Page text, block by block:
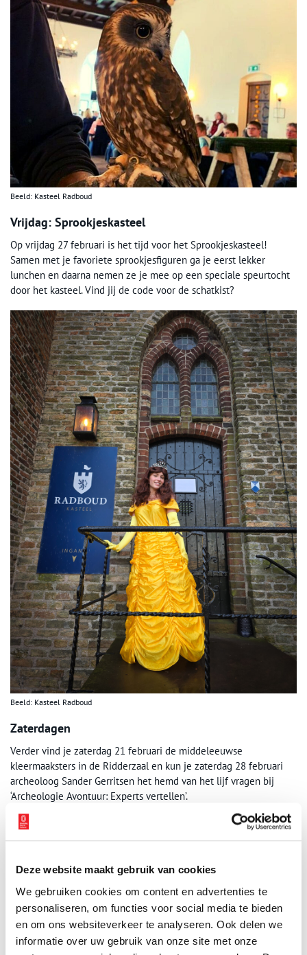
Deze website maakt gebruik van cookies
We gebruiken cookies om content en advertenties te
personaliseren, om functies voor social media te bieden
en om ons websiteverkeer te analyseren. Ook delen we
informatie over uw gebruik van onze site met onze
Beeld: Kasteel Radboud
Vrijdag: Sprookjeskasteel
Op vrijdag 27 februari is het tijd voor het Sprookjeskasteel!
Samen met je favoriete sprookjesfiguren ga je eerst lekker
lunchen en daarna nemen ze je mee op een speciale speurtocht
door het kasteel. Vind jij de code voor de schatkist?
Beeld: Kasteel Radboud
Zaterdagen
Verder vind je zaterdag 21 februari de middeleeuwse
kleermaaksters in de Ridderzaal en kun je zaterdag 28 februari
archeoloog Sander Gerritsen het hemd van het lijf vragen bij
‘Archeologie Avontuur: Experts vertellen’.
Reserveren en prijzen
kinderen van 5 t/m 12 jaar € 7,50 per kind. Kinderen t/m 4 jaar
kunnen gratis naar binnen. Heb je een Museumkaart of
Vriendenloterij VIP kaart? Ook dan is de toegang gratis.
Reserveren is niet verplicht, wel aan te raden.
boek je tickets van tevoren online, prijzen